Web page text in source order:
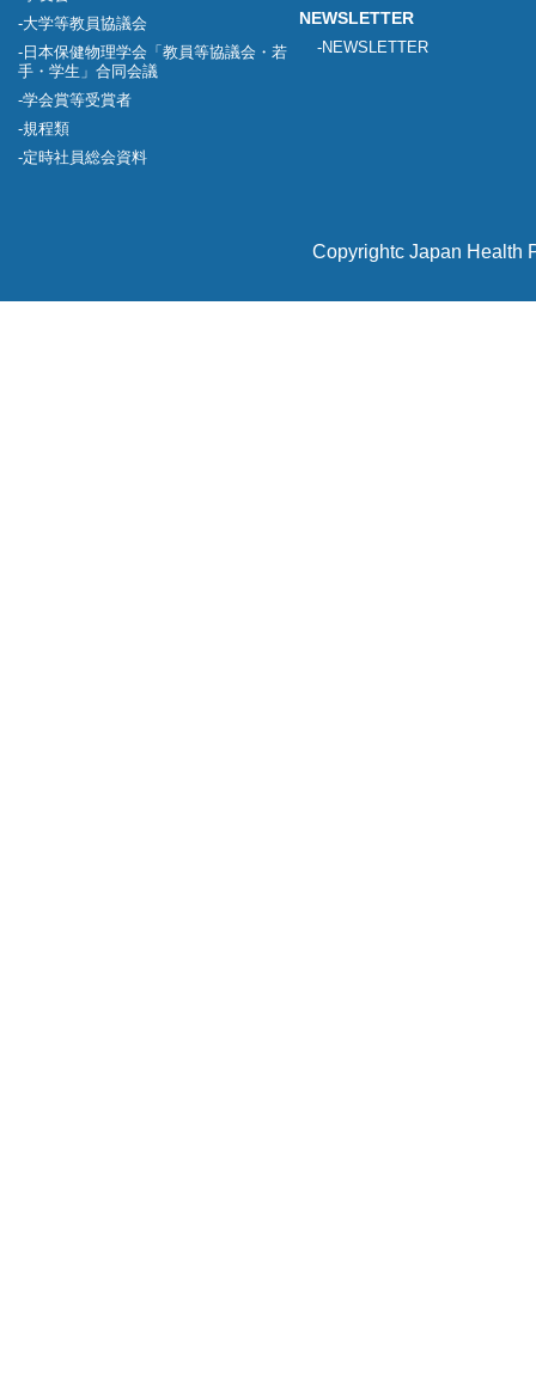
大学等教員協議会
日本保健物理学会「教員等協議会・若
手・学生」合同会議
学会賞等受賞者
規程類
定時社員総会資料
NEWSLETTER
NEWSLETTER
Copyrightc Japan Health